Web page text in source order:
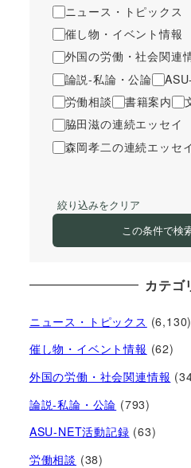
ニュース・トピックス
催し物・イベント情報
外国の労働・社会関連
論説-私論・公論
労働相談
書籍案内
脇田滋の連続エッセイ
森岡孝二の連続エッセ
絞り込みをクリア
この条件で検
カテゴ
ニュース・トピックス (6,130)
催し物・イベント情報 (62)
外国の労働・社会関連情報
論説-私論・公論 (793)
ASU-NET活動記録 (63)
労働相談 (38)